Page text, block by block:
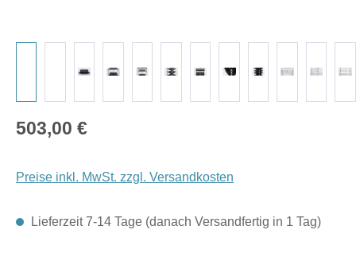
Regulärer Preis:
503,00 €
Preise inkl. MwSt. zzgl. Versandkosten
Lieferzeit 7-14 Tage (danach Versandfertig in 1 Tag)